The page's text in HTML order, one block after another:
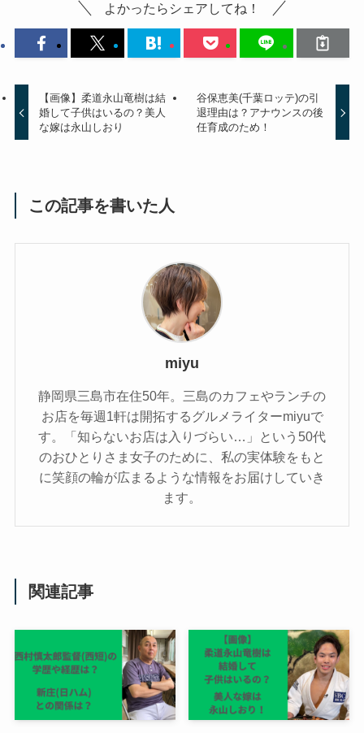
よかったらシェアしてね！
【画像】柔道永山竜樹は結
婚して子供はいるの？美人
な嫁は永山しおり
谷保恵美(千葉ロッテ)の引
退理由は？アナウンスの後
任育成のため！
この記事を書いた人
miyu
静岡県三島市在住50年。三島のカフェやランチの
お店を毎週1軒は開拓するグルメライターmiyuで
す。「知らないお店は入りづらい…」という50代
のおひとりさま女子のために、私の実体験をもと
に笑顔の輪が広まるような情報をお届けしていき
ます。
関連記事